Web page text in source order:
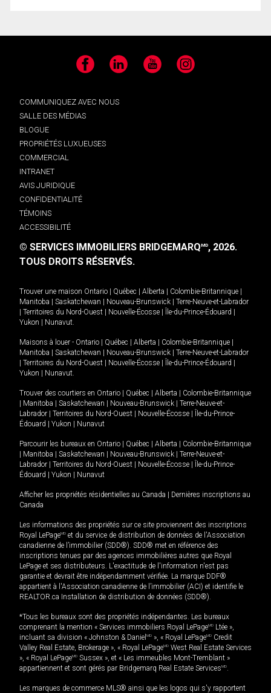
Facebook LinkedIn YouTube Instagram
COMMUNIQUEZ AVEC NOUS
SALLE DES MÉDIAS
BLOGUE
PROPRIÉTÉS LUXUEUSES
COMMERCIAL
INTRANET
AVIS JURIDIQUE
CONFIDENTIALITÉ
TÉMOINS
ACCESSIBILITÉ
© SERVICES IMMOBILIERS BRIDGEMARQMD, 2026.
TOUS DROITS RÉSERVÉS.
Trouver une maison Ontario Québec Alberta Colombie-Britannique
Manitoba
Saskatchewan Nouveau-Brunswick
Terre-Neuve-et-Labrador
Territoires du Nord-Ouest Nouvelle-Écosse Île-du-Prince-Édouard
Yukon
Nunavut.
Maisons à louer - Ontario Québec Alberta Colombie-Britannique
Manitoba
Saskatchewan Nouveau-Brunswick
Terre-Neuve-et-Labrador
Territoires du Nord-Ouest Nouvelle-Écosse Île-du-Prince-Édouard
Yukon
Nunavut.
Trouver des courtiers en Ontario Québec Alberta
Colombie-Britannique
Manitoba Saskatchewan Nouveau-Brunswick
Terre-Neuve-et-
Labrador
Territoires du Nord-Ouest Nouvelle-Écosse
Île-du-Prince-
Édouard
Yukon Nunavut
Parcourir les bureaux en Ontario Québec Alberta
Colombie-Britannique
Manitoba Saskatchewan Nouveau-Brunswick
Terre-Neuve-et-
Labrador
Territoires du Nord-Ouest Nouvelle-Écosse
Île-du-Prince-
Édouard
Yukon Nunavut
Afficher les propriétés résidentielles au Canada
Dernières inscriptions au
Canada
Les informations des propriétés sur ce site proviennent des inscriptions
Royal LePageMD et du service de distribution de données de l'Association
canadienne de l’immobilier (SDD®). SDD® met en référence des
inscriptions tenues par des agences immobilières autres que Royal
LePage et ses distributeurs. L'exactitude de l'information n'est pas
garantie et devrait être indépendamment vérifiée. La marque DDF®
appartient à l'Association canadienne de l’immobilier (ACI) et identifie le
REALTOR.ca Installation de distribution de données (SDD®).
*Tous les bureaux sont des propriétés indépendantes. Les bureaux
comprenant la mention « Services immobiliers Royal LePageMD Ltée »,
incluant sa division « Johnston & Daniel MD », « Royal LePageMD Credit
Valley Real Estate, Brokerage », « Royal LePageMD West Real Estate Services
», « Royal LePageMD Sussex », et « Les immeubles Mont-Tremblant »
appartiennent et sont gérés par Bridgemarq Real Estate ServicesMD.
Les marques de commerce MLS® ainsi que les logos qui s'y rapportent